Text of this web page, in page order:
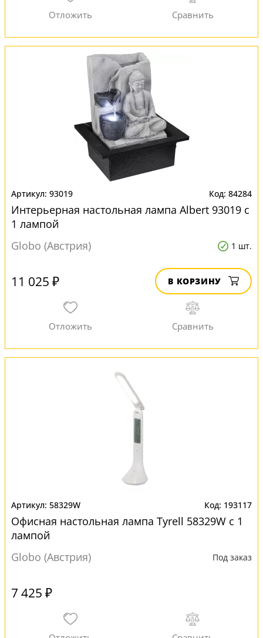
93019 84284
Интерьерная настольная лампа Albert 93019 с
1 лампой
Globo (Австрия)
1 шт.
11 025 ₽ В КОРЗИНУ
58329W 193117
Офисная настольная лампа Tyrell 58329W с 1
лампой
Globo (Австрия)
Под заказ
7 425 ₽